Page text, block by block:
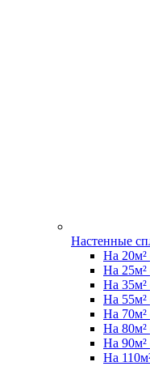
Настенные
На
На
На
На
На
На
На
На